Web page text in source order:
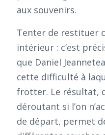
aux souvenirs.
Tenter de restituer
intérieur : c’est
que Daniel
cette difficulté à
frotter. Le résultat,
déroutant si l’on
de départ, permet